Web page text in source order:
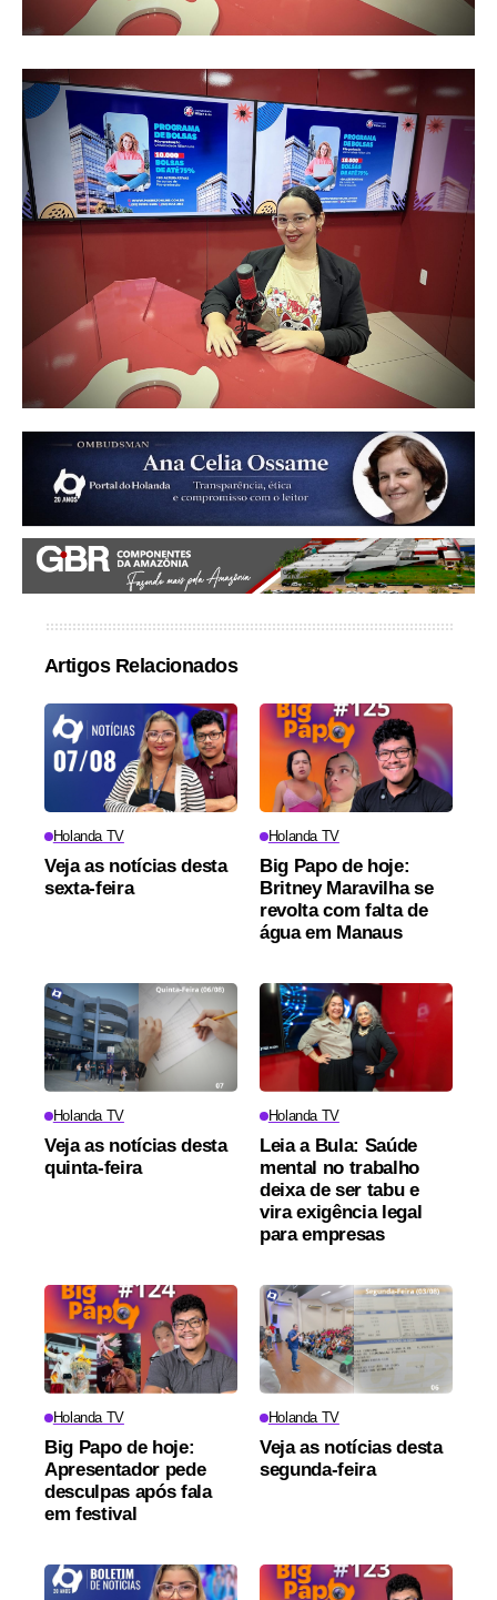
Artigos Relacionados
Holanda TV
Veja as notícias desta
sexta-feira
Holanda TV
Big Papo de hoje:
Britney Maravilha se
revolta com falta de
água em Manaus
Holanda TV
Veja as notícias desta
quinta-feira
Holanda TV
Leia a Bula: Saúde
mental no trabalho
deixa de ser tabu e
vira exigência legal
para empresas
Holanda TV
Big Papo de hoje:
Apresentador pede
desculpas após fala
em festival
Holanda TV
Veja as notícias desta
segunda-feira